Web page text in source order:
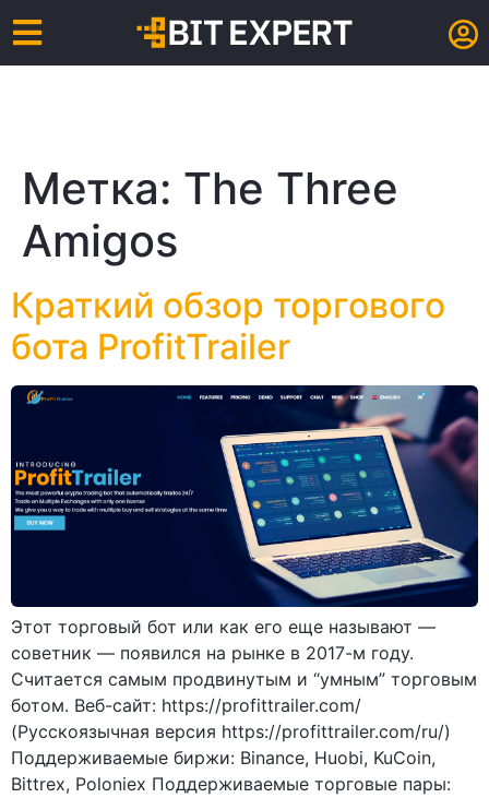
Метка: The Three
Amigos
Краткий обзор торгового
бота ProfitTrailer
Этот торговый бот или как его еще называют —
советник — появился на рынке в 2017-м году.
Считается самым продвинутым и “умным” торговым
ботом. Веб-сайт: https://profittrailer.com/
(Русскоязычная версия https://profittrailer.com/ru/)
Поддерживаемые биржи: Binance, Huobi, KuCoin,
Bittrex, Poloniex Поддерживаемые торговые пары: